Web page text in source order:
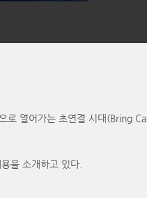
으로 열어가는 초연결 시대(Bring
을 소개하고 있다.